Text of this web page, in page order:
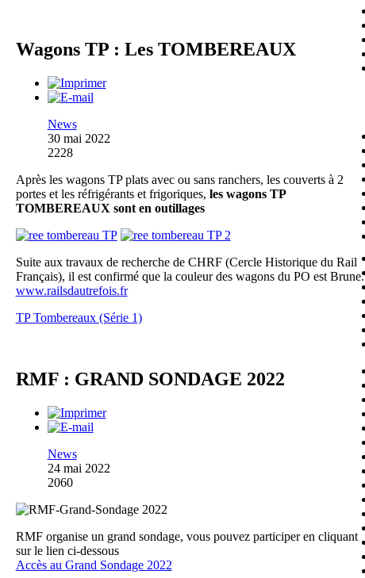
Wagons TP : Les TOMBEREAUX
News
30 mai 2022
2228
Après les wagons TP plats avec ou sans ranchers, les couverts à 2
portes et les réfrigérants et frigoriques, les wagons TP
TOMBEREAUX sont en outillages
Suite aux travaux de recherche de CHRF (Cercle Historique du Rail
Français), il est confirmé que la couleur des wagons du PO est Brune.
www.railsdautrefois.fr
TP Tombereaux (Série 1)
RMF : GRAND SONDAGE 2022
News
24 mai 2022
2060
RMF organise un grand sondage, vous pouvez participer en cliquant
sur le lien ci-dessous
Accès au Grand Sondage 2022